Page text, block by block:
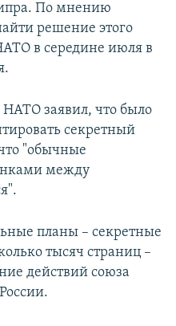
По мнению
решение этого
в середине июля в
НАТО заявил, что было
секретный
"обычные
между
планы – секретные
тысяч страниц –
действий союза